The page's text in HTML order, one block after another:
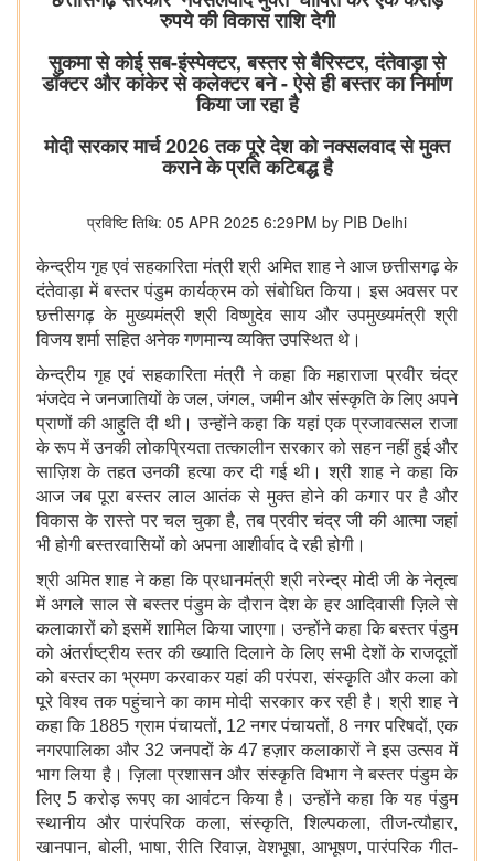
रुपये की विकास राशि देगी
सुकमा से कोई सब-इंस्पेक्टर, बस्तर से बैरिस्टर, दंतेवाड़ा से
डॉक्टर और कांकेर से कलेक्टर बने - ऐसे ही बस्तर का निर्माण
किया जा रहा है
मोदी सरकार मार्च 2026 तक पूरे देश को नक्सलवाद से मुक्त
कराने के प्रति कटिबद्ध है
प्रविष्टि तिथि: 05 APR 2025 6:29PM by PIB Delhi
केन्द्रीय गृह एवं सहकारिता मंत्री श्री अमित शाह ने आज छत्तीसगढ़ के
दंतेवाड़ा में बस्तर पंडुम कार्यक्रम को संबोधित किया। इस अवसर पर
छत्तीसगढ़ के मुख्यमंत्री श्री विष्णुदेव साय और उपमुख्यमंत्री श्री
विजय शर्मा सहित अनेक गणमान्य व्यक्ति उपस्थित थे।
केन्द्रीय गृह एवं सहकारिता मंत्री ने कहा कि महाराजा प्रवीर चंद्र
भंजदेव ने जनजातियों के जल, जंगल, जमीन और संस्कृति के लिए अपने
प्राणों की आहुति दी थी। उन्होंने कहा कि यहां एक प्रजावत्सल राजा
के रूप में उनकी लोकप्रियता तत्कालीन सरकार को सहन नहीं हुई और
साज़िश के तहत उनकी हत्या कर दी गई थी। श्री शाह ने कहा कि
आज जब पूरा बस्तर लाल आतंक से मुक्त होने की कगार पर है और
विकास के रास्ते पर चल चुका है, तब प्रवीर चंद्र जी की आत्मा जहां
भी होगी बस्तरवासियों को अपना आशीर्वाद दे रही होगी।
श्री अमित शाह ने कहा कि प्रधानमंत्री श्री नरेन्द्र मोदी जी के नेतृत्व
में अगले साल से बस्तर पंडुम के दौरान देश के हर आदिवासी ज़िले से
कलाकारों को इसमें शामिल किया जाएगा। उन्होंने कहा कि बस्तर पंडुम
को अंतर्राष्ट्रीय स्तर की ख्याति दिलाने के लिए सभी देशों के राजदूतों
को बस्तर का भ्रमण करवाकर यहां की परंपरा, संस्कृति और कला को
पूरे विश्व तक पहुंचाने का काम मोदी सरकार कर रही है। श्री शाह ने
कहा कि 1885 ग्राम पंचायतों, 12 नगर पंचायतों, 8 नगर परिषदों, एक
नगरपालिका और 32 जनपदों के 47 हज़ार कलाकारों ने इस उत्सव में
भाग लिया है। ज़िला प्रशासन और संस्कृति विभाग ने बस्तर पंडुम के
लिए 5 करोड़ रूपए का आवंटन किया है। उन्होंने कहा कि यह पंडुम
स्थानीय और पारंपरिक कला, संस्कृति, शिल्पकला, तीज-त्यौहार,
खानपान, बोली, भाषा, रीति रिवाज़, वेशभूषा, आभूषण, पारंपरिक गीत-